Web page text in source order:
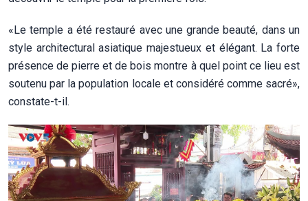
«Le temple a été restauré avec une grande beauté, dans un
style architectural asiatique majestueux et élégant. La forte
présence de pierre et de bois montre à quel point ce lieu est
soutenu par la population locale et considéré comme sacré»,
constate-t-il.